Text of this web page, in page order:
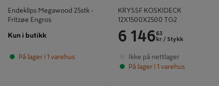
Endeklips Megawood 25stk -
Fritzøe Engros
Kun i butikk
På lager i 1 varehus
KRYSSF KOSKIDECK
12X1500X2500 TG2
6 14663
kr / Stykk
Ikke på nettlager
På lager i 1 varehus